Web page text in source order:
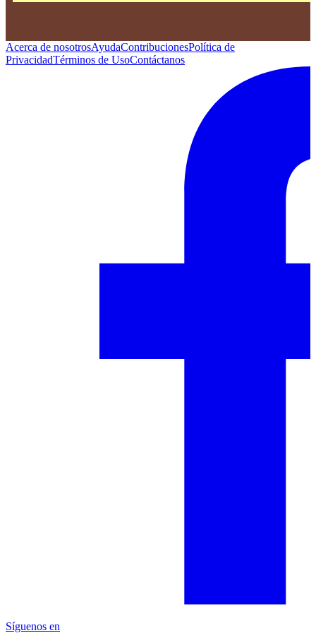
Acerca de nosotrosAyudaContribucionesPolítica de
PrivacidadTérminos de UsoContáctanos
Síguenos en